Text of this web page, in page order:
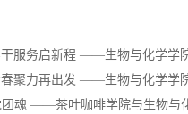
服务启新程 ——生物与化学学
聚力再出发 ——生物与化学学
团魂 ——茶叶咖啡学院与生物与